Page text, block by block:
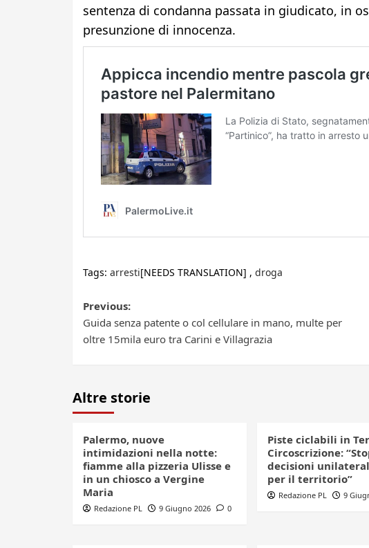
sentenza di condanna passata in giudicato, in
presunzione di innocenza.
Tags: arresti[NEEDS TRANSLATION] , droga
Post
navigation
Previous:
Guida senza patente o col cellulare in mano, multe per
oltre 15mila euro tra Carini e Villagrazia
Altre storie
Palermo, nuove
intimidazioni nella notte:
fiamme alla pizzeria Ulisse e
in un chiosco a Vergine
Maria
Redazione PL 9 Giugno 2026 0
Piste ciclabili in
Circoscrizione:
decisioni
per il territorio”
Redazione PL 9